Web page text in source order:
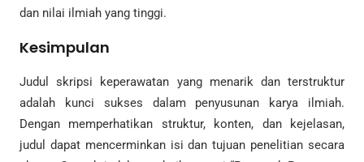
dan nilai ilmiah yang tinggi.
Kesimpulan
Judul skripsi keperawatan yang menarik dan terstruktur
adalah kunci sukses dalam penyusunan karya ilmiah.
Dengan memperhatikan struktur, konten, dan kejelasan,
judul dapat mencerminkan isi dan tujuan penelitian secara